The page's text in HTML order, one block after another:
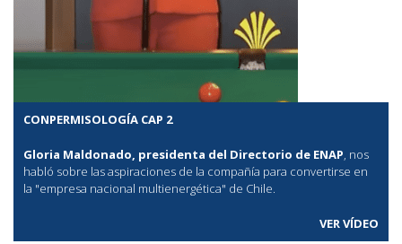
CONPERMISOLOGÍA CAP 2
Gloria Maldonado, presidenta del Directorio de ENAP , nos
habló sobre las aspiraciones de la compañía para convertirse en
la "empresa nacional multienergética" de Chile.
VER VÍDEO